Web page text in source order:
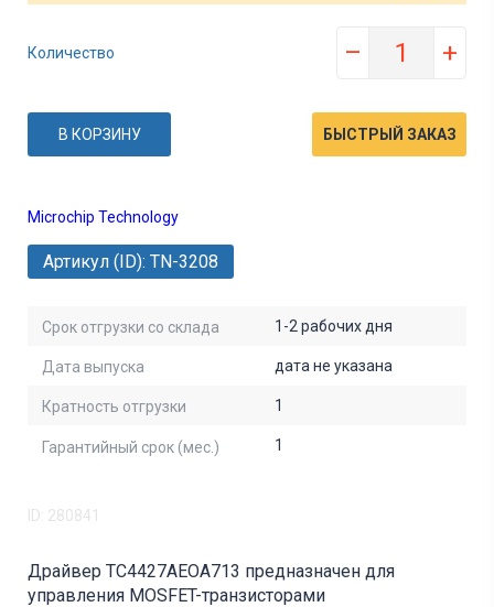
Microchip Technology
Артикул (ID): TN-3208
Срок отгрузки со склада 1-2 рабочих дня
Дата выпуска дата не указана
Кратность отгрузки 1
Гарантийный срок (мес.) 1
ID: 280841
Количество – +
В КОРЗИНУ БЫСТРЫЙ ЗАКАЗ
Драйвер TC4427AEOA713 предназначен для
управления MOSFET-транзисторами